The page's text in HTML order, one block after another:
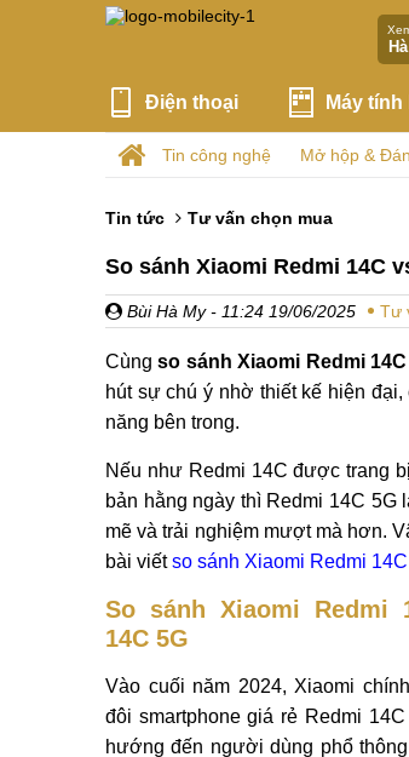
Điện thoại Máy tính
Tin công nghệ Mở hộp &
Tin tức Tư vấn chọn mua
So sánh Xiaomi Redmi 14C
Bùi Hà My - 11:24 19/06/2025 Tư
Cùngso sánh Xiaomi Redmi
hút sự chú ý nhờ thiết kế hiện
năng bên trong.
Nếu như Redmi 14C được trang
bản hằng ngày thì Redmi 14C
mẽ và trải nghiệm mượt mà hơn.
bài viếtso sánh Xiaomi Redmi
So sánh Xiaomi Redmi
14C 5G
Vào cuối năm 2024, Xiaomi
đôi smartphone giá rẻ Redmi
hướng đến người dùng phổ